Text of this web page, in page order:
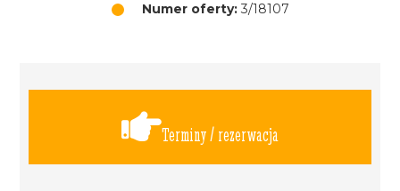
Numer oferty:3/18107
Terminy / rezerwacja